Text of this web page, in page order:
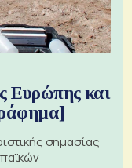
Ευρώπης και
σημασίας